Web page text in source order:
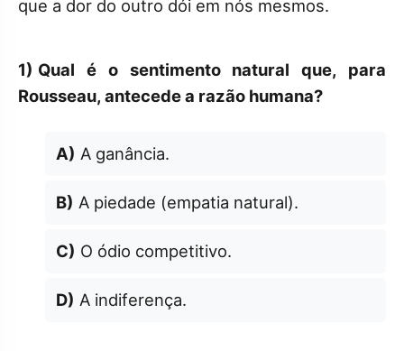
que a dor do outro dói em nós mesmos.
1) Qual é o sentimento natural que, para
Rousseau, antecede a razão humana?
A) A ganância.
B) A piedade (empatia natural).
C) O ódio competitivo.
D) A indiferença.